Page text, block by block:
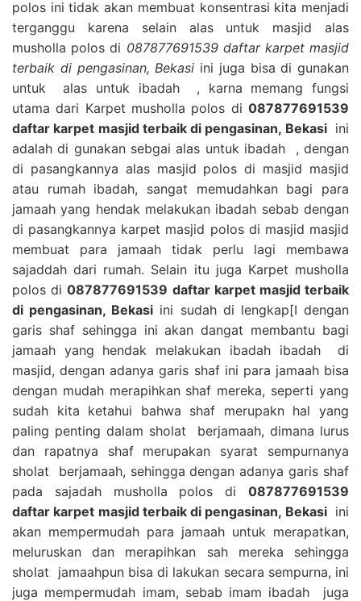
polos ini tidak akan membuat konsentrasi kita menjadi
terganggu karena selain alas untuk masjid alas
musholla polos di 087877691539 daftar karpet masjid
terbaik di pengasinan, Bekasi ini juga bisa di gunakan
untuk alas untuk ibadah , karna memang fungsi
utama dari Karpet musholla polos di 087877691539
daftar karpet masjid terbaik di pengasinan, Bekasiini
adalah di gunakan sebgai alas untuk ibadah , dengan
di pasangkannya alas masjid polos di masjid masjid
atau rumah ibadah, sangat memudahkan bagi para
jamaah yang hendak melakukan ibadah sebab dengan
di pasangkannya karpet masjid polos di masjid masjid
membuat para jamaah tidak perlu lagi membawa
sajaddah dari rumah. Selain itu juga Karpet musholla
polos di087877691539 daftar karpet masjid terbaik
di pengasinan, Bekasi ini sudah di lengkap[I dengan
garis shaf sehingga ini akan dangat membantu bagi
jamaah yang hendak melakukan ibadah ibadah di
masjid, dengan adanya garis shaf ini para jamaah bisa
dengan mudah merapihkan shaf mereka, seperti yang
sudah kita ketahui bahwa shaf merupakn hal yang
paling penting dalam sholat berjamaah, dimana lurus
dan rapatnya shaf merupakan syarat sempurnanya
sholat berjamaah, sehingga dengan adanya garis shaf
pada sajadah musholla polos di 087877691539
daftar karpet masjid terbaik di pengasinan, Bekasiini
akan mempermudah para jamaah untuk merapatkan,
meluruskan dan merapihkan sah mereka sehingga
sholat jamaahpun bisa di lakukan secara sempurna, ini
juga mempermudah imam, sebab imam ibadah juga